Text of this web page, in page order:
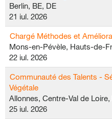
Berlin, BE, DE
21 iul. 2026
Chargé Méthodes et
Mons-en-Pévèle, Hauts-de-
22 iul. 2026
Communauté des Talents -
Végétale
Allonnes, Centre-Val de Loire,
25 iul. 2026